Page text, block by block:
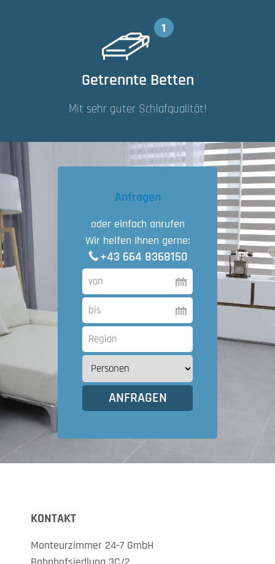
Anfragen
oder einfach anrufen
Wir helfen Ihnen gerne:
+43 664 8368150
Getrennte Betten
Mit sehr guter Schlafqualität!
KONTAKT
Monteurzimmer 24-7 GmbH